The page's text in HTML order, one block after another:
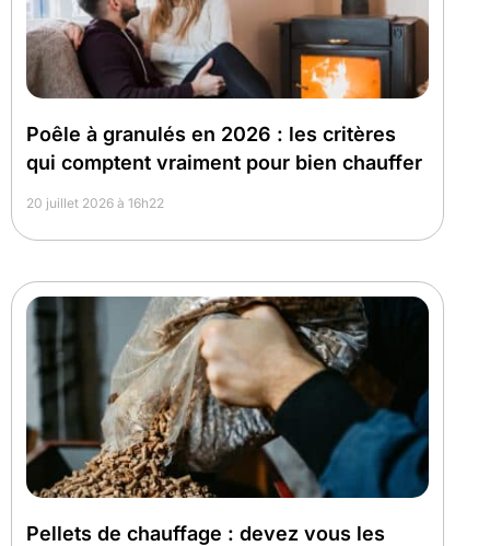
Poêle à granulés en 2026 : les critères
qui comptent vraiment pour bien chauffer
20 juillet 2026 à 16h22
Pellets de chauffage : devez vous les